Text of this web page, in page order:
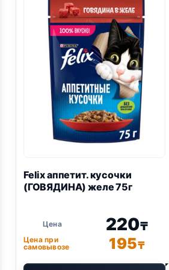
Felixаппетит. кусочки
(ГОВЯДИНА) желе 75г
220₸
Цена при
самовывозе
195₸